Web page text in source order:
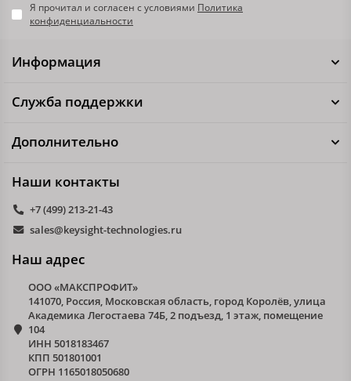
Я прочитал и согласен с условиями Политика
конфиденциальности
Информация
Служба поддержки
Дополнительно
Наши контакты
+7 (499) 213-21-43
sales@keysight-technologies.ru
Наш адрес
ООО «МАКСПРОФИТ»
141070, Россия, Московская область, город Королёв, улица
Академика Легостаева 74Б, 2 подъезд, 1 этаж, помещение
104
ИНН 5018183467
КПП 501801001
ОГРН 1165018050680